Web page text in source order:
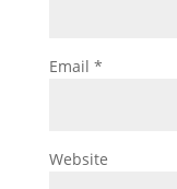
Email *
Website